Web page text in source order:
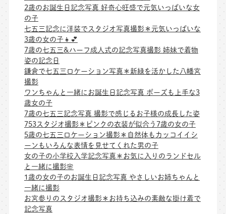
2歳のお誕生日記念写真 好奇心旺盛で元気いっぱいな女
の子
七五三記念に洋装でスタジオ写真撮影＊元気いっぱいな
3歳の女の子👧💕
7歳の七五三&ハーフ成人式の記念写真撮影 姉妹で着物
姿の記念日
鎌倉で七五三ロケーション写真＊新緑を活かした八幡宮
撮影
ワンちゃんと一緒にお誕生日記念写真 ポーズも上手な3
歳女の子
7歳の七五三記念写真 撮影で感じるお子様の成長した姿
753スタジオ撮影＊ピンクの衣装が似合う7歳の女の子
5歳の七五三ロケーション撮影＊自然体もカッコイイシ
ーンもいろんな表情を見せてくれた男の子
女の子の小学校入学記念写真＊お気に入りのランドセル
と一緒に撮影🌸
1歳の女の子のお誕生日記念写真 やさしいお姉ちゃんと
一緒に撮影
お宮参りのスタジオ撮影＊お持ち込みの素敵な掛け着で
記念写真